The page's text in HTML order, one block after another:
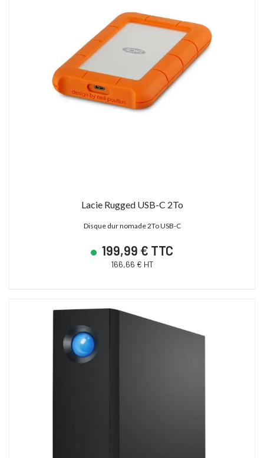
Lacie Rugged USB-C 2To
Disque dur nomade 2To USB-C
199,99 € TTC
166,66 € HT